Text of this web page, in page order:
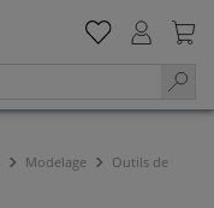
Modelage
Outils de